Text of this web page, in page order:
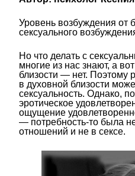
Уровень возбуждения от
сексуального
Но что делать с
многие из нас знают, а
близости — нет. Поэтому
в духовной близости
сексуальность. Однако,
эротическое
ощущение
— потребность-то была
отношений и не в сексе.